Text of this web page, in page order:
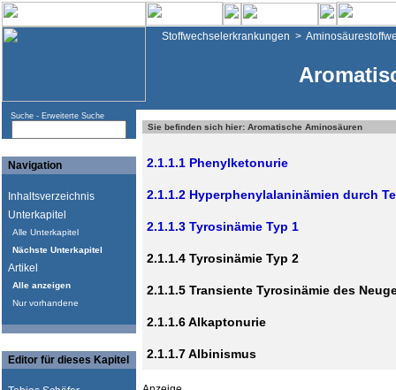
Stoffwechselerkrankungen >
Suche - Erweiterte Suche
Navigation
Inhaltsverzeichnis
Unterkapitel
Alle Unterkapitel
Nächste Unterkapitel
Artikel
Alle anzeigen
Nur vorhandene
Editor für dieses Kapitel
Sie befinden sich hier: Aromatische Aminosäuren
2.1.1.1 Phenylketonurie
2.1.1.2 Hyperphenylalaninämien durch
2.1.1.3 Tyrosinämie Typ 1
2.1.1.4 Tyrosinämie Typ 2
2.1.1.5 Transiente Tyrosinämie des
2.1.1.6 Alkaptonurie
2.1.1.7 Albinismus